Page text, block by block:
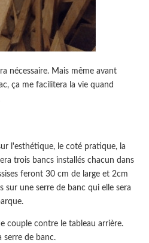
nécessaire. Mais même avant
ça me facilitera la vie quand
l'esthétique, le coté pratique, la
trois bancs installés chacun dans
feront 30 cm de large et 2cm
sur une serre de banc qui elle sera
couple contre le tableau arrière.
serre de banc.